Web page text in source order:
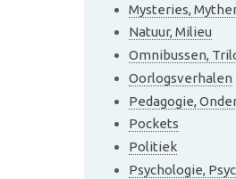
Mysteries,
Natuur, Milieu
Omnibussen,
Oorlogsverhalen
Pedagogie,
Pockets
Politiek
Psychologie,